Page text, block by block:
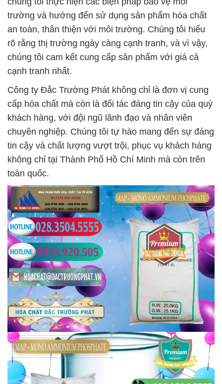
trường và hướng đến sử dụng sản phẩm hóa chất
an toàn, thân thiện với môi trường. Chúng tôi hiểu
rõ rằng thị trường ngày càng cạnh tranh, và vì vậy,
chúng tôi cam kết cung cấp sản phẩm với giá cả
cạnh tranh nhất.
Công ty Đắc Trường Phát không chỉ là đơn vị cung
cấp hóa chất mà còn là đối tác đáng tin cậy của quý
khách hàng, với đội ngũ lãnh đạo và nhân viên
chuyên nghiệp. Chúng tôi tự hào mang đến sự đáng
tin cậy và chất lượng vượt trội, phục vụ khách hàng
không chỉ tại Thành Phố Hồ Chí Minh mà còn trên
toàn quốc.